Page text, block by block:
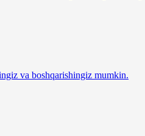
va boshqarishingiz mumkin.